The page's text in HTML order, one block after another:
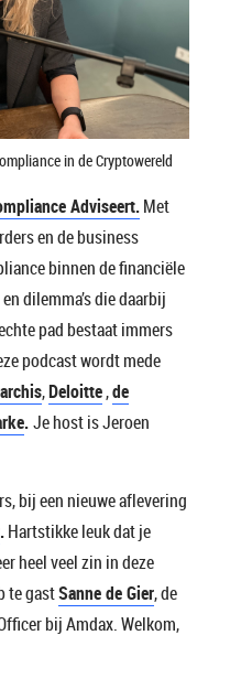
in de Cryptowereld
Adviseert.Met
en de business
binnen de financiële
dilemma’s die daarbij
pad bestaat immers
podcast wordt mede
,Deloitte,de
.Je host is Jeroen
bij een nieuwe aflevering
.Hartstikke leuk dat je
heel veel zin in deze
te gastSanne de Gier, de
bij Amdax. Welkom,